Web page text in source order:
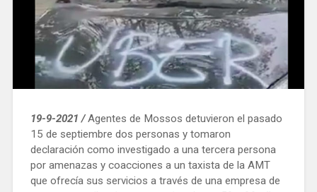
19-9-2021 /Agentes de Mossos detuvieron el pasado
15 de septiembre dos personas y tomaron
declaración como investigado a una tercera persona
por amenazas y coacciones a un taxista de la AMT
que ofrecía sus servicios a través de una empresa de